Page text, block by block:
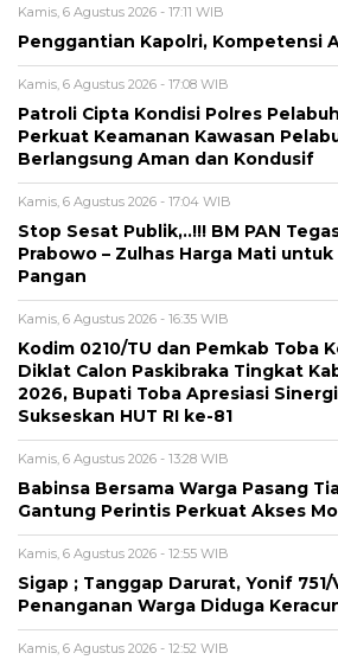
Kamis, 6 Agustus 2026 - 17:11 WIB
Penggantian Kapolri, Kompetensi
Kamis, 6 Agustus 2026 - 17:08 WIB
Patroli Cipta Kondisi Polres
Perkuat Keamanan Kawasan
Berlangsung Aman dan Kondusif
Kamis, 6 Agustus 2026 - 17:04 WIB
Stop Sesat Publik,..!!! BM PAN
Prabowo – Zulhas Harga Mati
Pangan
Kamis, 6 Agustus 2026 - 16:35 WIB
Kodim 0210/TU dan Pemkab Toba
Diklat Calon Paskibraka Tingkat
2026, Bupati Toba Apresiasi
Sukseskan HUT RI ke-81
Kamis, 6 Agustus 2026 - 13:28 WIB
Babinsa Bersama Warga Pasang
Gantung Perintis Perkuat Akses
Kamis, 6 Agustus 2026 - 12:55 WIB
Sigap ; Tanggap Darurat, Yonif 751/
Penanganan Warga Diduga
Kamis, 6 Agustus 2026 - 12:52 WIB